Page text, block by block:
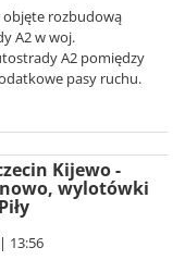
rozbudową
A2 w woj.
A2 pomiędzy
pasy ruchu.
Kijewo -
wylotówki
13:56